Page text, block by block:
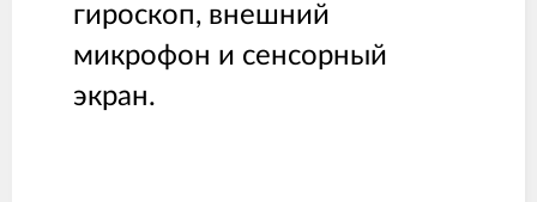
гироскоп, внешний
микрофон и сенсорный
экран.